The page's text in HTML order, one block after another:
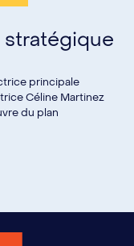
stratégique
principale
Céline Martinez
du plan